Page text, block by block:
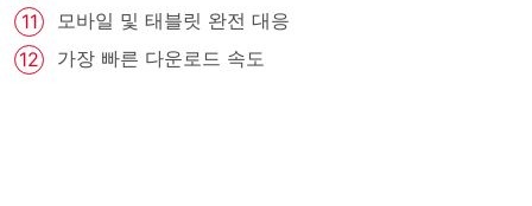
모바일 및 태블릿 완전 대응
가장 빠른 다운로드 속도